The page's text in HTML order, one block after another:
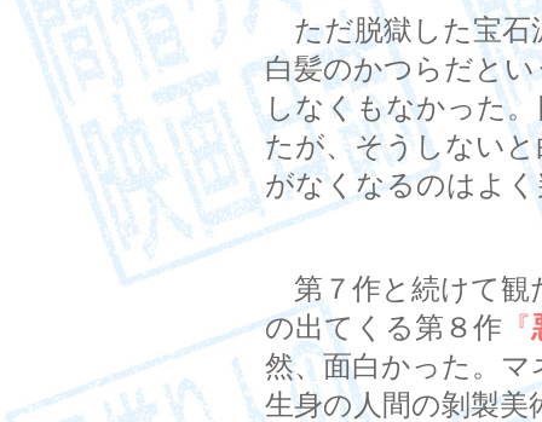
ただ脱獄した宝石
白髪のかつらだと
しなくもなかった
たが、そうしない
がなくなるのはよ
第７作と続けて観
の出てくる第８作 『
然、面白かった。
生身の人間の剝製